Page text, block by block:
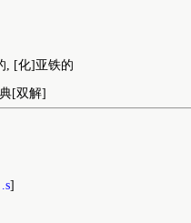
, [化]亚铁的
[双解]
]